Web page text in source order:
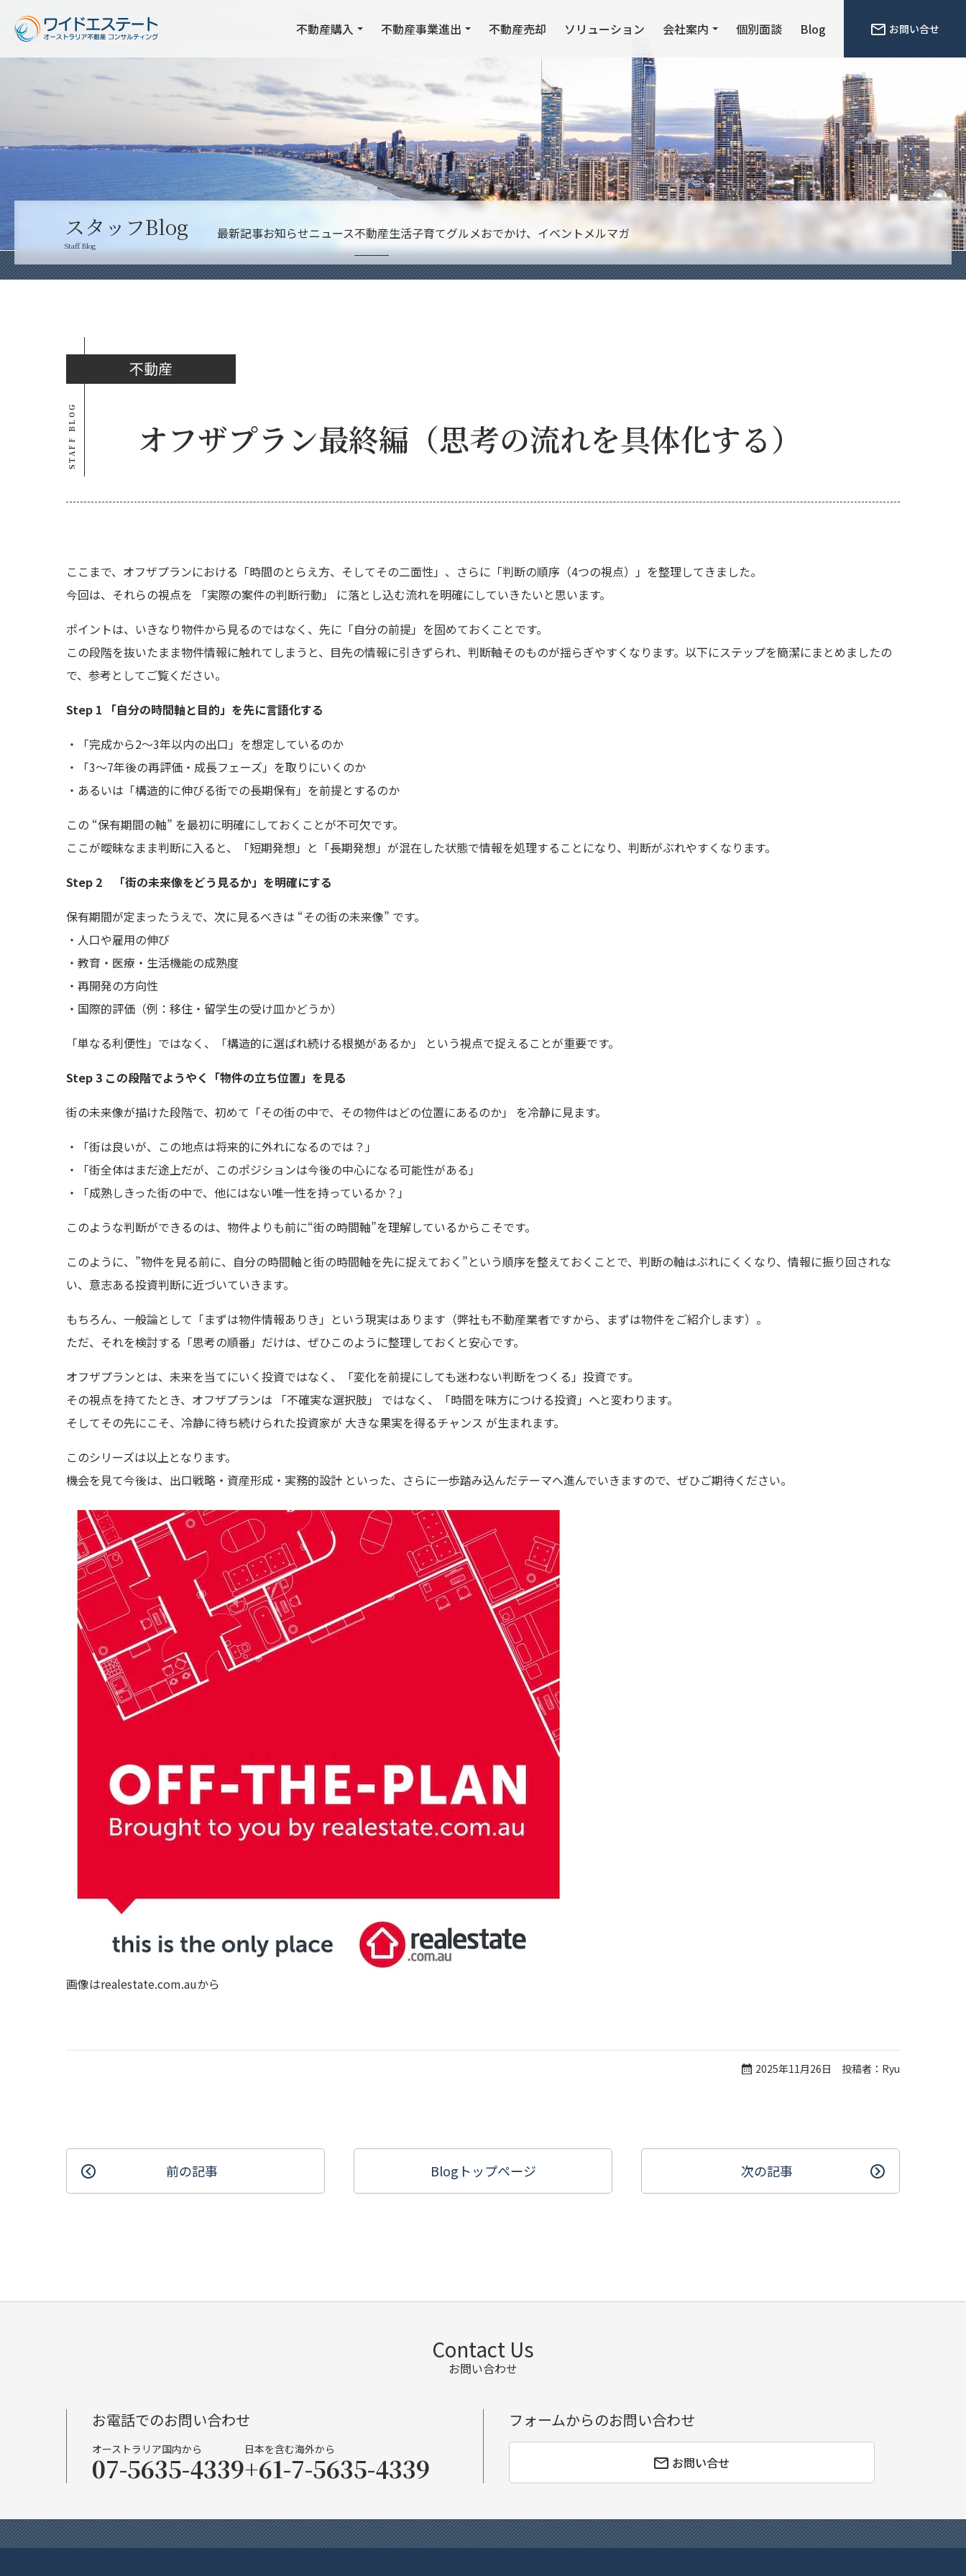
不動産購入 不動産事業進出 不動産売却 ソリューション 会社案内 個別面談 Blog お問い合せ
スタッフBlog
Staff Blog
最新記事お知らせニュース不動産生活子育てグルメおでかけ、イベント メルマガ
不動産
STAFF BLOG オフザプラン最終編（思考の流れを具体化する）
ここまで、オフザプランにおける「時間のとらえ方、そしてその二面性」、さらに「判断の順序（4つの視点）」を整理してきました。
今回は、それらの視点を 「実際の案件の判断行動」 に落とし込む流れを明確にしていきたいと思います。
ポイントは、いきなり物件から見るのではなく、先に「自分の前提」を固めておくことです。
この段階を抜いたまま物件情報に触れてしまうと、目先の情報に引きずられ、判断軸そのものが揺らぎやすくなります。以下にステップを簡潔にまとめましたの
で、参考としてご覧ください。
Step 1 「自分の時間軸と目的」を先に言語化する
・「完成から2〜3年以内の出口」を想定しているのか
・「3〜7年後の再評価・成長フェーズ」を取りにいくのか
・あるいは「構造的に伸びる街での長期保有」を前提とするのか
この “保有期間の軸” を最初に明確にしておくことが不可欠です。
ここが曖昧なまま判断に入ると、「短期発想」と「長期発想」が混在した状態で情報を処理することになり、判断がぶれやすくなります。
Step 2 「街の未来像をどう見るか」を明確にする
保有期間が定まったうえで、次に見るべきは “その街の未来像” です。
・人口や雇用の伸び
・教育・医療・生活機能の成熟度
・再開発の方向性
・国際的評価（例：移住・留学生の受け皿かどうか）
「単なる利便性」ではなく、「構造的に選ばれ続ける根拠があるか」 という視点で捉えることが重要です。
Step 3 この段階でようやく「物件の立ち位置」を見る
街の未来像が描けた段階で、初めて「その街の中で、その物件はどの位置にあるのか」 を冷静に見ます。
・「街は良いが、この地点は将来的に外れになるのでは？」
・「街全体はまだ途上だが、このポジションは今後の中心になる可能性がある」
・「成熟しきった街の中で、他にはない唯一性を持っているか？」
このような判断ができるのは、物件よりも前に“街の時間軸”を理解しているからこそです。
このように、”物件を見る前に、自分の時間軸と街の時間軸を先に捉えておく”という順序を整えておくことで、判断の軸はぶれにくくなり、情報に振り回されな
い、意志ある投資判断に近づいていきます。
もちろん、一般論として「まずは物件情報ありき」という現実はあります（弊社も不動産業者ですから、まずは物件をご紹介します）。
ただ、それを検討する「思考の順番」だけは、ぜひこのように整理しておくと安心です。
オフザプランとは、未来を当てにいく投資ではなく、「変化を前提にしても迷わない判断をつくる」投資です。
その視点を持てたとき、オフザプランは 「不確実な選択肢」 ではなく、「時間を味方につける投資」へと変わります。
そしてその先にこそ、冷静に待ち続けられた投資家が 大きな果実を得るチャンス が生まれます。
このシリーズは以上となります。
機会を見て今後は、出口戦略・資産形成・実務的設計 といった、さらに一歩踏み込んだテーマへ進んでいきますので、ぜひご期待ください。
画像はrealestate.com.auから
2025年11月26日 投稿者：Ryu
前の記事 Blogトップページ 次の記事
Contact Us
お問い合わせ
お電話でのお問い合わせ
オーストラリア国内から
07-5635-4339
日本を含む海外から
+61-7-5635-4339
フォームからのお問い合わせ
お問い合せ